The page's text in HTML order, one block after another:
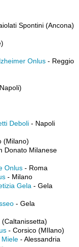
Spontini (Ancona)
Onlus - Reggio
Deboli - Napoli
(Milano)
Donato Milanese
Onlus - Roma
- Milano
Gela - Gela
- Gela
- Corsico (MIlano)
Miele - Alessandria